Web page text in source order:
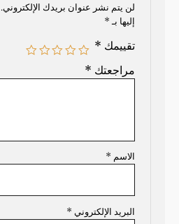
لن يتم نشر عنوان بريدك الإلكتروني.
إليها بـ*
تقييمك *
مراجعتك *
الاسم *
البريد الإلكتروني *